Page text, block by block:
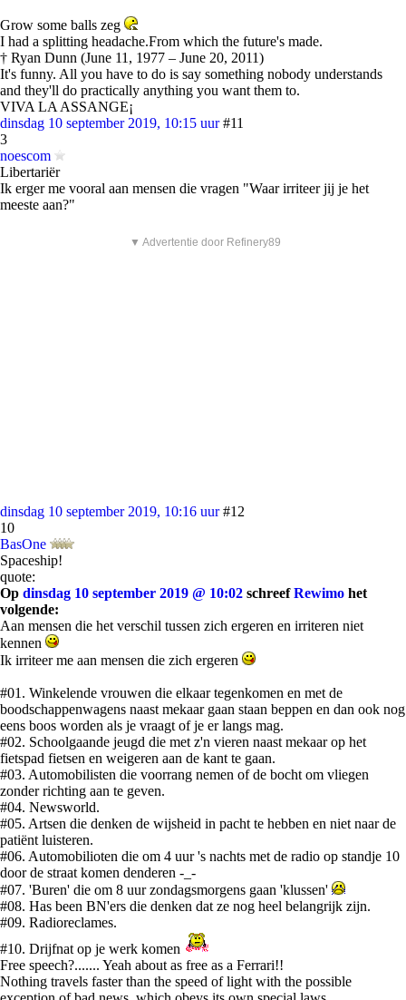
Grow some balls zeg
I had a splitting headache.From which the future's made.
† Ryan Dunn (June 11, 1977 – June 20, 2011)
It's funny. All you have to do is say something nobody understands
and they'll do practically anything you want them to.
VIVA LA ASSANGE¡
dinsdag 10 september 2019, 10:15 uur #11
3
noescom
Libertariër
Ik erger me vooral aan mensen die vragen "Waar irriteer jij je het
meeste aan?"
▼ Advertentie door Refinery89
dinsdag 10 september 2019, 10:16 uur #12
10
BasOne
Spaceship!
quote:
Op dinsdag 10 september 2019 @ 10:02 schreefRewimo het
volgende:
Aan mensen die het verschil tussen zich ergeren en irriteren niet
kennen
Ik irriteer me aan mensen die zich ergeren
#01. Winkelende vrouwen die elkaar tegenkomen en met de
boodschappenwagens naast mekaar gaan staan beppen en dan ook nog
eens boos worden als je vraagt of je er langs mag.
#02. Schoolgaande jeugd die met z'n vieren naast mekaar op het
fietspad fietsen en weigeren aan de kant te gaan.
#03. Automobilisten die voorrang nemen of de bocht om vliegen
zonder richting aan te geven.
#04. Newsworld.
#05. Artsen die denken de wijsheid in pacht te hebben en niet naar de
patiënt luisteren.
#06. Automobilioten die om 4 uur 's nachts met de radio op standje 10
door de straat komen denderen -_-
#07. 'Buren' die om 8 uur zondagsmorgens gaan 'klussen'
#08. Has been BN'ers die denken dat ze nog heel belangrijk zijn.
#09. Radioreclames.
#10. Drijfnat op je werk komen
Free speech?....... Yeah about as free as a Ferrari!!
Nothing travels faster than the speed of light with the possible